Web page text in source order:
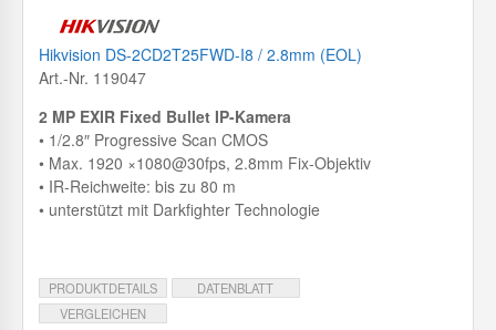
Hikvision DS-2CD2T25FWD-I8 / 2.8mm (EOL)
Art.-Nr. 119047
2 MP EXIR Fixed Bullet IP-Kamera
• 1/2.8″ Progressive Scan CMOS
• Max. 1920 ×1080@30fps, 2.8mm Fix-Objektiv
• IR-Reichweite: bis zu 80 m
• unterstützt mit Darkfighter Technologie
PRODUKTDETAILS
DATENBLATT
VERGLEICHEN